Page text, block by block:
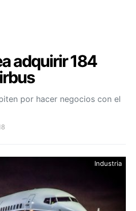
adquirir 184
por hacer negocios con el
Industria